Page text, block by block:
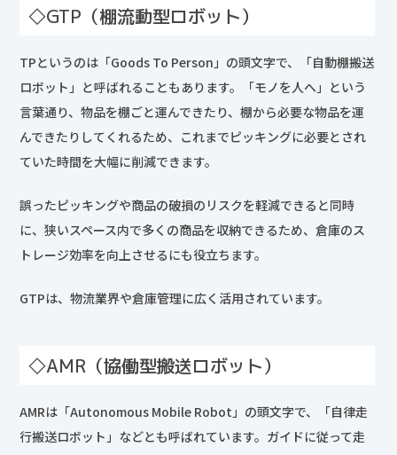
◇GTP（棚流動型ロボット）
TPというのは「Goods To Person」の頭文字で、「自動棚搬送
ロボット」と呼ばれることもあります。「モノを人へ」という
言葉通り、物品を棚ごと運んできたり、棚から必要な物品を運
んできたりしてくれるため、これまでピッキングに必要とされ
ていた時間を大幅に削減できます。
誤ったピッキングや商品の破損のリスクを軽減できると同時
に、狭いスペース内で多くの商品を収納できるため、倉庫のス
トレージ効率を向上させるにも役立ちます。
GTPは、物流業界や倉庫管理に広く活用されています。
◇AMR（協働型搬送ロボット）
AMRは「Autonomous Mobile Robot」の頭文字で、「自律走
行搬送ロボット」などとも呼ばれています。ガイドに従って走